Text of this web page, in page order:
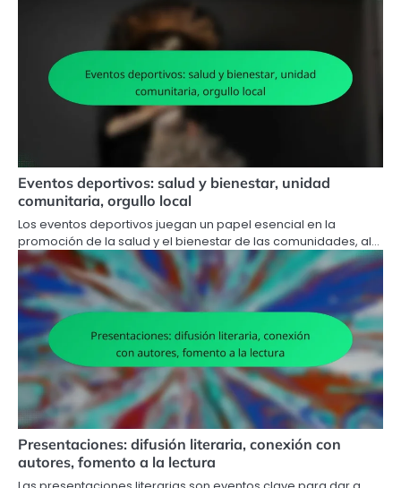
Eventos deportivos: salud y bienestar, unidad
comunitaria, orgullo local
Los eventos deportivos juegan un papel esencial en la
promoción de la salud y el bienestar de las comunidades, al…
Presentaciones: difusión literaria, conexión con
autores, fomento a la lectura